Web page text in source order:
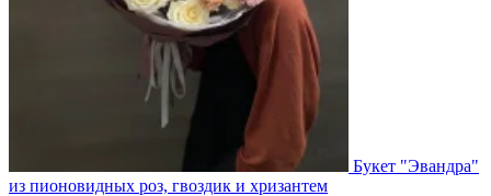
Букет "Эвандра"
из пионовидных роз, гвоздик и хризантем